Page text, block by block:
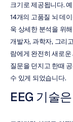
크기로 제공됩니다.
14개의 고품질 뇌 데
욱 상세한 분석을 위
개발자, 과학자, 그리
람에게 완전히 새로
질문을 던지고 한때
수 있게 되었습니다.
EEG 기술